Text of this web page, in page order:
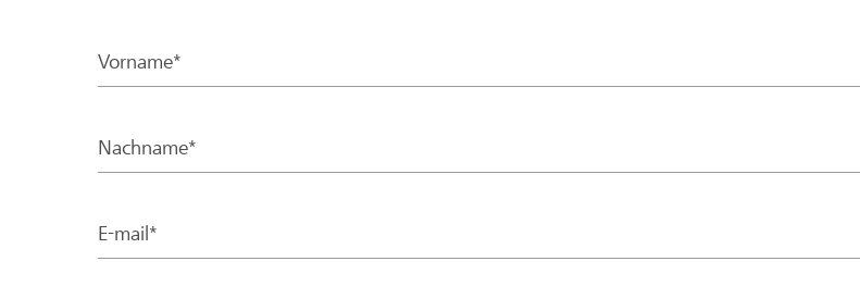
Vorname*
Nachname*
E-mail*